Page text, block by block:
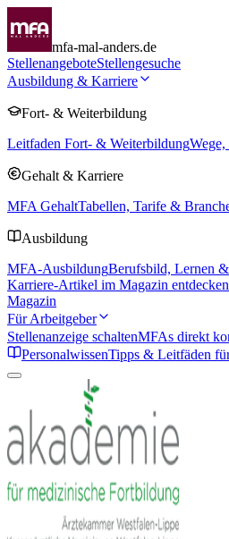
mfa-mal-anders.de
StellenangeboteStellengesuche
Ausbildung & Karriere
Fort- & Weiterbildung
Leitfaden Fort- & Weiterbildung
Gehalt & Karriere
MFA GehaltTabellen, Tarife &
Ausbildung
MFA-AusbildungBerufsbild, Lernen
Karriere-Artikel im Magazin entdecken
Magazin
Für Arbeitgeber
Stellenanzeige schaltenMFAs direkt
PersonalwissenTipps & Leitfäden